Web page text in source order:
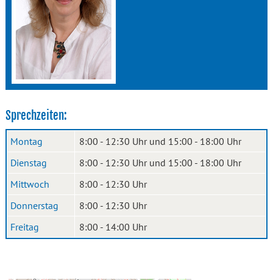
Sprechzeiten:
Montag
8:00 - 12:30 Uhr und 15:00 - 18:00 Uhr
Dienstag
8:00 - 12:30 Uhr und 15:00 - 18:00 Uhr
Mittwoch
8:00 - 12:30 Uhr
Donnerstag
8:00 - 12:30 Uhr
Freitag
8:00 - 14:00 Uhr